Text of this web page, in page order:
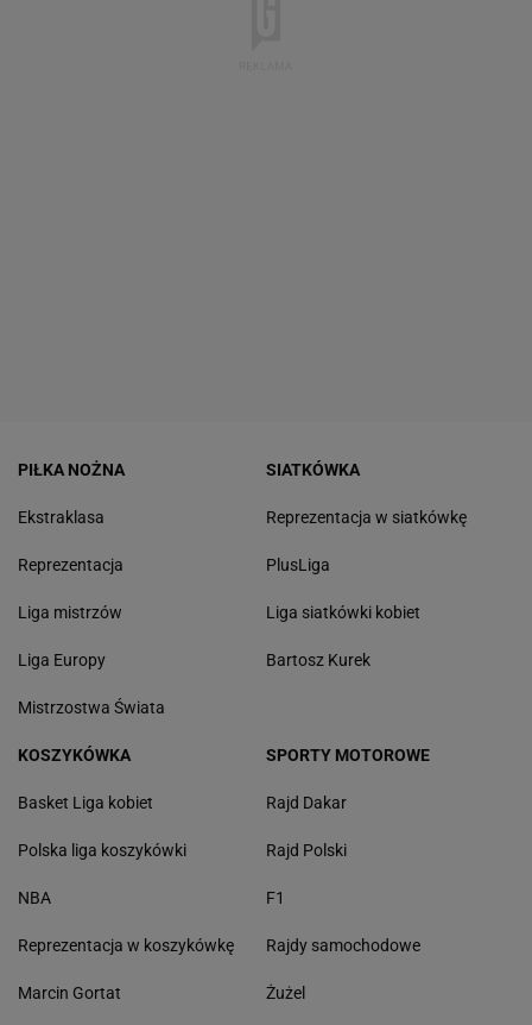
PIŁKA NOŻNA
Ekstraklasa
Reprezentacja
Liga mistrzów
Liga Europy
Mistrzostwa Świata
SIATKÓWKA
Reprezentacja w siatkówkę
PlusLiga
Liga siatkówki kobiet
Bartosz Kurek
KOSZYKÓWKA
Basket Liga kobiet
Polska liga koszykówki
NBA
Reprezentacja w koszykówkę
Marcin Gortat
SPORTY MOTOROWE
Rajd Dakar
Rajd Polski
F1
Rajdy samochodowe
Żużel